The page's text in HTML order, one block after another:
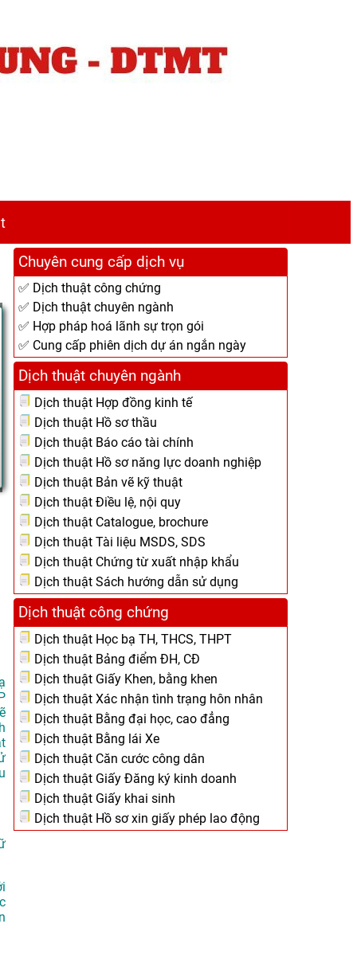
Chuyên cung cấp dịch vụ
✅ Dịch thuật công chứng
✅ Dịch thuật chuyên ngành
✅ Hợp pháp hoá lãnh sự trọn gói
✅ Cung cấp phiên dịch dự án ngắn ngày
Dịch thuật chuyên ngành
Dịch thuật Hợp đồng kinh tế
Dịch thuật Hồ sơ thầu
Dịch thuật Báo cáo tài chính
Dịch thuật Hồ sơ năng lực doanh nghiệp
Dịch thuật Bản vẽ kỹ thuật
Dịch thuật Điều lệ, nội quy
Dịch thuật Catalogue, brochure
Dịch thuật Tài liệu MSDS, SDS
Dịch thuật Chứng từ xuất nhập khẩu
Dịch thuật Sách hướng dẫn sử dụng
Dịch thuật công chứng
Dịch thuật Học bạ TH, THCS, THPT
Dịch thuật Bảng điểm ĐH, CĐ
Dịch thuật Giấy Khen, bằng khen
Dịch thuật Xác nhận tình trạng hôn nhân
Dịch thuật Bằng đại học, cao đẳng
Dịch thuật Bằng lái Xe
Dịch thuật Căn cước công dân
Dịch thuật Giấy Đăng ký kinh doanh
Dịch thuật Giấy khai sinh
Dịch thuật Hồ sơ xin giấy phép lao động